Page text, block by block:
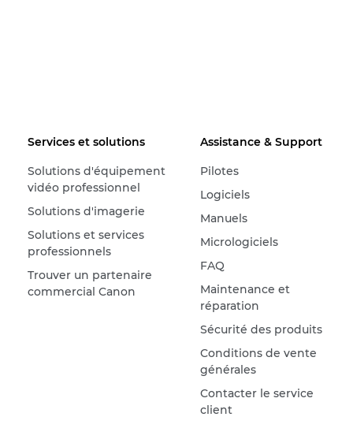
Services et solutions
Solutions d'équipement
vidéo professionnel
Solutions d'imagerie
Solutions et services
professionnels
Trouver un partenaire
commercial Canon
Assistance & Support
Pilotes
Logiciels
Manuels
Micrologiciels
FAQ
Maintenance et
réparation
Sécurité des produits
Conditions de vente
générales
Contacter le service
client